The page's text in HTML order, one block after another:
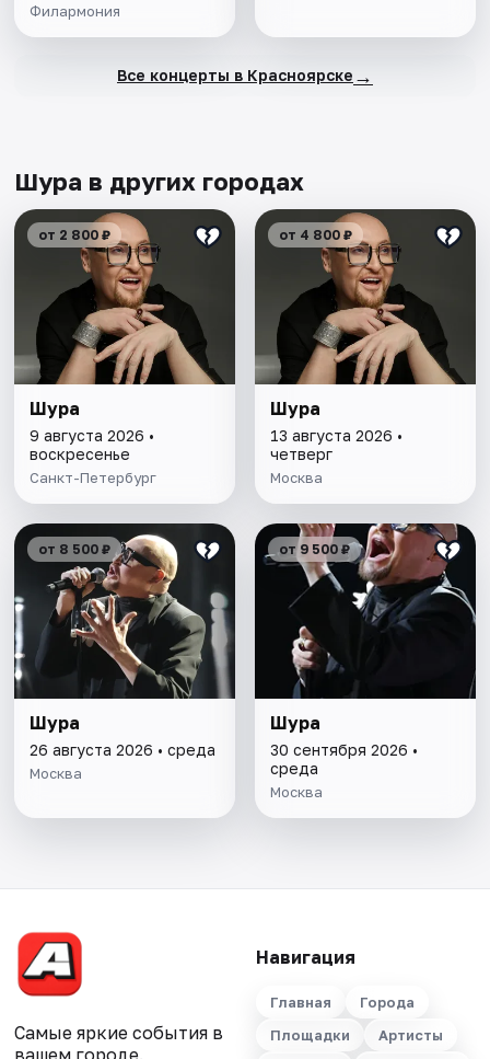
Филармония
Все концерты в Красноярске →
Шура в других городах
от 2 800 ₽
Шура
9 августа 2026 •
воскресенье
Санкт-Петербург
от 4 800 ₽
Шура
13 августа 2026 •
четверг
Москва
от 8 500 ₽
Шура
26 августа 2026 • среда
Москва
от 9 500 ₽
Шура
30 сентября 2026 •
среда
Москва
Самые яркие события в
вашем городе.
Навигация
Главная
Города
Площадки
Артисты